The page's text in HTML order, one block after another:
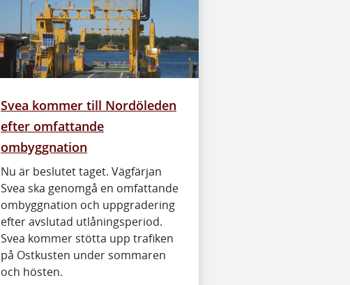
Svea kommer till Nordöleden
efter omfattande
ombyggnation
Nu är beslutet taget. Vägfärjan
Svea ska genomgå en omfattande
ombyggnation och uppgradering
efter avslutad utlåningsperiod.
Svea kommer stötta upp trafiken
på Ostkusten under sommaren
och hösten.